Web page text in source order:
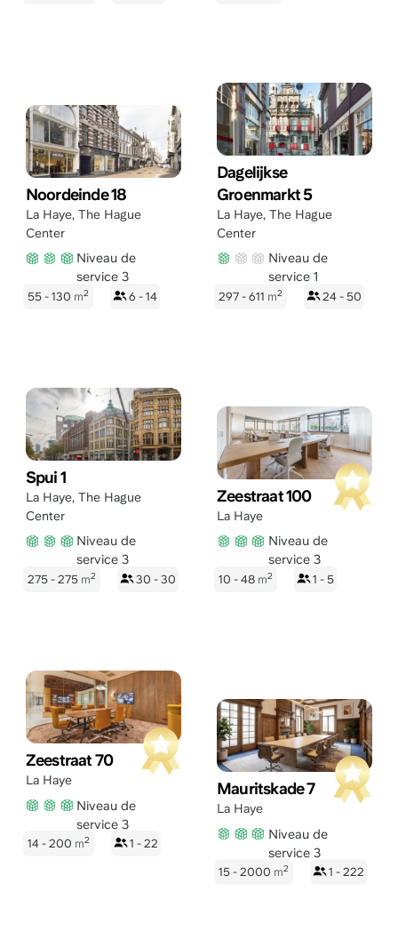
Noordeinde 18
La Haye, The Hague
Center
Niveau de
service 3
55 - 130 m2 6 - 14
Dagelijkse
Groenmarkt 5
La Haye, The Hague
Center
Niveau de
service 1
297 - 611 m2 24 - 50
Spui 1
La Haye, The Hague
Center
Niveau de
service 3
275 - 275 m2 30 - 30
Zeestraat 100
La Haye
Niveau de
service 3
10 - 48 m2 1 - 5
Zeestraat 70
La Haye
Niveau de
service 3
14 - 200 m2 1 - 22
Mauritskade 7
La Haye
Niveau de
service 3
15 - 2000 m2 1 - 222